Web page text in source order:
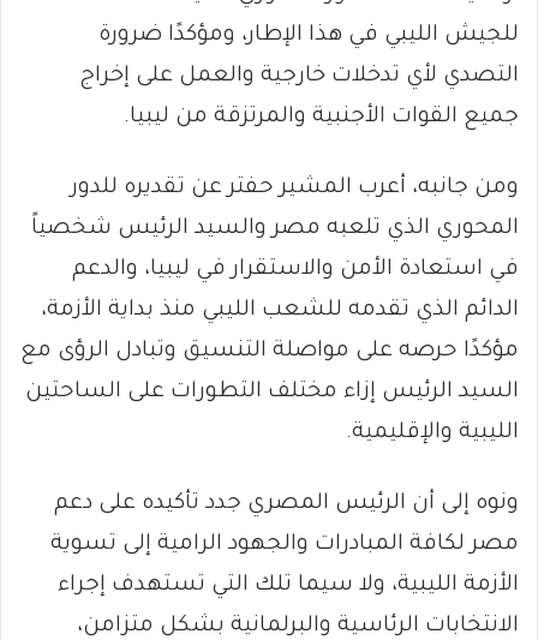
للجيش الليبي في هذا الإطار، ومؤكدًا ضرورة
التصدي لأي تدخلات خارجية والعمل على إخراج
جميع القوات الأجنبية والمرتزقة من ليبيا.
ومن جانبه، أعرب المشير حفتر عن تقديره للدور
المحوري الذي تلعبه مصر والسيد الرئيس شخصياً
في استعادة الأمن والاستقرار في ليبيا، والدعم
الدائم الذي تقدمه للشعب الليبي منذ بداية الأزمة،
مؤكدًا حرصه على مواصلة التنسيق وتبادل الرؤى مع
السيد الرئيس إزاء مختلف التطورات على الساحتين
الليبية والإقليمية.
ونوه إلى أن الرئيس المصري جدد تأكيده على دعم
مصر لكافة المبادرات والجهود الرامية إلى تسوية
الأزمة الليبية، ولا سيما تلك التي تستهدف إجراء
الانتخابات الرئاسية والبرلمانية بشكل متزامن،